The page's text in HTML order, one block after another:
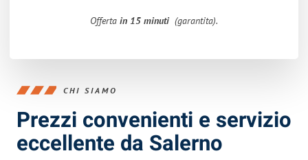
Offerta in 15 minuti (garantita).
CHI SIAMO
Prezzi convenienti e servizio
eccellente da Salerno